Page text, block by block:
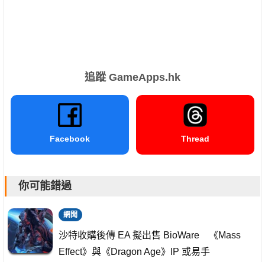
追蹤 GameApps.hk
Facebook Thread
你可能錯過
網聞
沙特收購後傳 EA 擬出售 BioWare 《Mass
Effect》與《Dragon Age》IP 或易手